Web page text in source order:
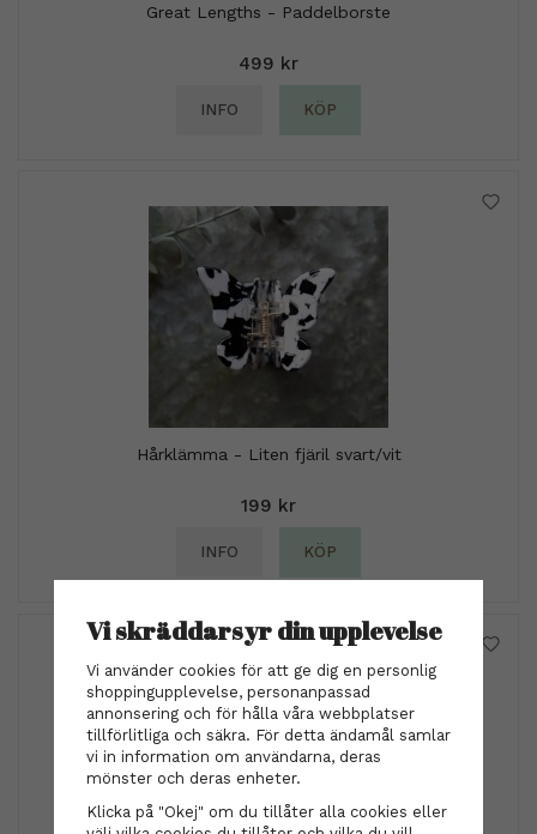
Great Lengths - Paddelborste
499 kr
INFO KÖP
Hårklämma - Liten fjäril svart/vit
199 kr
INFO KÖP
Vi skräddarsyr din upplevelse
Vi använder cookies för att ge dig en personlig
shoppingupplevelse, personanpassad
annonsering och för hålla våra webbplatser
tillförlitliga och säkra. För detta ändamål samlar
vi in information om användarna, deras
mönster och deras enheter.
Klicka på "Okej" om du tillåter alla cookies eller